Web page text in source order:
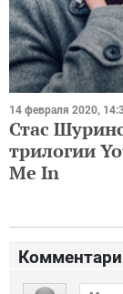
14 февраля 2020,
Стас
трилогии
Me In